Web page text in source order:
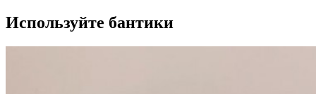
Используйте бантики